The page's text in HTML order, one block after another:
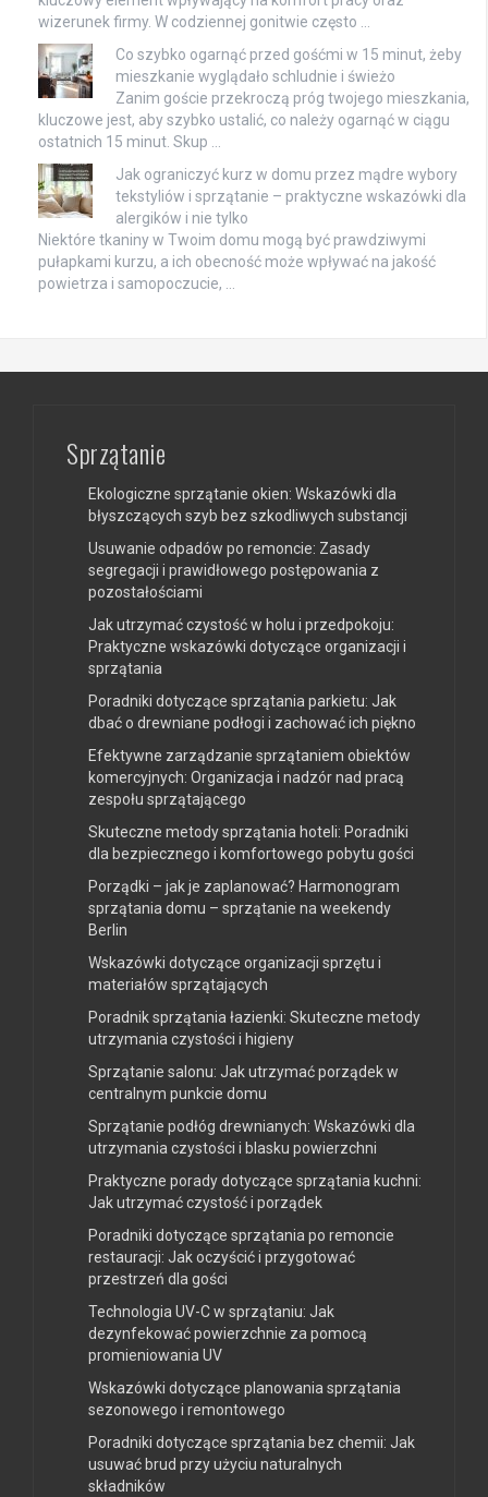
wizerunek firmy. W codziennej gonitwie często …
Co szybko ogarnąć przed gośćmi w 15 minut, żeby
mieszkanie wyglądało schludnie i świeżo
Zanim goście przekroczą próg twojego mieszkania,
kluczowe jest, aby szybko ustalić, co należy ogarnąć w ciągu
ostatnich 15 minut. Skup …
Jak ograniczyć kurz w domu przez mądre wybory
tekstyliów i sprzątanie – praktyczne wskazówki dla
alergików i nie tylko
Niektóre tkaniny w Twoim domu mogą być prawdziwymi
pułapkami kurzu, a ich obecność może wpływać na jakość
powietrza i samopoczucie, …
Sprzątanie
Ekologiczne sprzątanie okien: Wskazówki dla
błyszczących szyb bez szkodliwych substancji
Usuwanie odpadów po remoncie: Zasady
segregacji i prawidłowego postępowania z
pozostałościami
Jak utrzymać czystość w holu i przedpokoju:
Praktyczne wskazówki dotyczące organizacji i
sprzątania
Poradniki dotyczące sprzątania parkietu: Jak
dbać o drewniane podłogi i zachować ich piękno
Efektywne zarządzanie sprzątaniem obiektów
komercyjnych: Organizacja i nadzór nad pracą
zespołu sprzątającego
Skuteczne metody sprzątania hoteli: Poradniki
dla bezpiecznego i komfortowego pobytu gości
Porządki – jak je zaplanować? Harmonogram
sprzątania domu – sprzątanie na weekendy
Berlin
Wskazówki dotyczące organizacji sprzętu i
materiałów sprzątających
Poradnik sprzątania łazienki: Skuteczne metody
utrzymania czystości i higieny
Sprzątanie salonu: Jak utrzymać porządek w
centralnym punkcie domu
Sprzątanie podłóg drewnianych: Wskazówki dla
utrzymania czystości i blasku powierzchni
Praktyczne porady dotyczące sprzątania kuchni:
Jak utrzymać czystość i porządek
Poradniki dotyczące sprzątania po remoncie
restauracji: Jak oczyścić i przygotować
przestrzeń dla gości
Technologia UV-C w sprzątaniu: Jak
dezynfekować powierzchnie za pomocą
promieniowania UV
Wskazówki dotyczące planowania sprzątania
sezonowego i remontowego
Poradniki dotyczące sprzątania bez chemii: Jak
usuwać brud przy użyciu naturalnych
składników